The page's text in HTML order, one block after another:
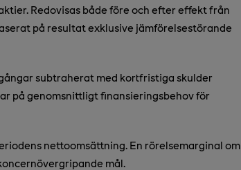
Redovisas både före och efter effekt från
på resultat exklusive jämförelsestörande
subtraherat med kortfristiga skulder
på genomsnittligt finansieringsbehov för
nettoomsättning. En rörelsemarginal om
mål.